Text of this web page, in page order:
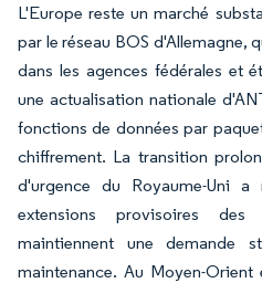
L'Europe reste un marché
par le réseau BOS d'Allemagne,
dans les agences fédérales et
une actualisation nationale
fonctions de données par
chiffrement. La transition
d'urgence du Royaume-Uni
extensions provisoires
maintiennent une demande
maintenance. Au Moyen-